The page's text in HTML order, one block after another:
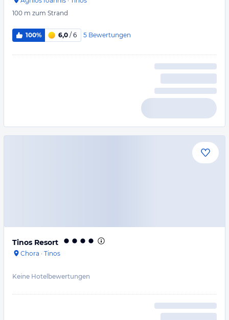
100 m zum Strand
100% 6,0 / 6 5 Bewertungen
Tinos Resort
Chora · Tinos
Keine Hotelbewertungen